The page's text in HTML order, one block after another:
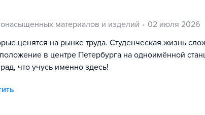
материалов и изделий
02 июля 2026
ценятся на рынке труда. Студенческая жизнь
в центре Петербурга на одноимённой
что учусь именно здесь!